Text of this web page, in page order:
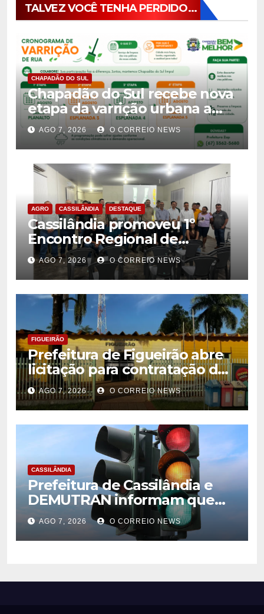
TALVEZ VOCÊ TENHA PERDIDO...
CHAPADÃO DO SUL
Chapadão do Sul recebe nova
etapa da varrição urbana a
partir de 10 de agosto
AGO 7, 2026 O CORREIO NEWS
AGRO CASSILÂNDIA DESTAQUE
Cassilândia promoveu 1º
Encontro Regional de
Citricultores e fortalece o
desenvolvimento da
citricultura
AGO 7, 2026 O CORREIO NEWS
FIGUEIRÃO
Prefeitura de Figueirão abre
licitação para contratação de
estrutura de eventos
AGO 7, 2026 O CORREIO NEWS
CASSILÂNDIA
Prefeitura de Cassilândia e
DEMUTRAN informam que
semáforo entre as ruas Amin
José e Antônio Paulino
entrou em funcionamento
AGO 7, 2026 O CORREIO NEWS